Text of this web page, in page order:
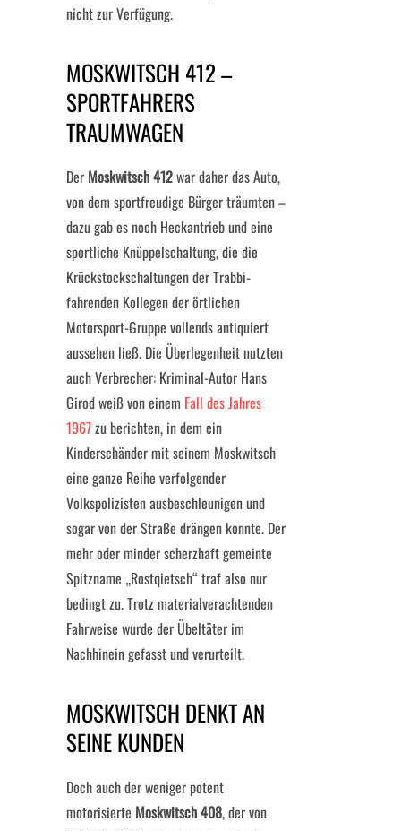
nicht zur Verfügung.
MOSKWITSCH 412 –
SPORTFAHRERS
TRAUMWAGEN
Der Moskwitsch 412war daher das Auto,
von dem sportfreudige Bürger träumten –
dazu gab es noch Heckantrieb und eine
sportliche Knüppelschaltung, die die
Krückstockschaltungen der Trabbi-
fahrenden Kollegen der örtlichen
Motorsport-Gruppe vollends antiquiert
aussehen ließ. Die Überlegenheit nutzten
auch Verbrecher: Kriminal-Autor Hans
Girod weiß von einem Fall des Jahres
1967zu berichten, in dem ein
Kinderschänder mit seinem Moskwitsch
eine ganze Reihe verfolgender
Volkspolizisten ausbeschleunigen und
sogar von der Straße drängen konnte. Der
mehr oder minder scherzhaft gemeinte
Spitzname „Rostqietsch“ traf also nur
bedingt zu. Trotz materialverachtenden
Fahrweise wurde der Übeltäter im
Nachhinein gefasst und verurteilt.
MOSKWITSCH DENKT AN
SEINE KUNDEN
Doch auch der weniger potent
motorisierte Moskwitsch 408, der von